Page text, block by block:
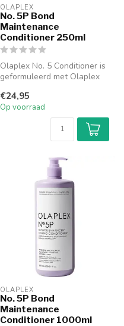
OLAPLEX
No. 5P Bond
Maintenance
Conditioner 250ml
Olaplex No. 5 Conditioner is
geformuleerd met Olaplex
€24,95
Op voorraad
OLAPLEX
No. 5P Bond
Maintenance
Conditioner 1000ml